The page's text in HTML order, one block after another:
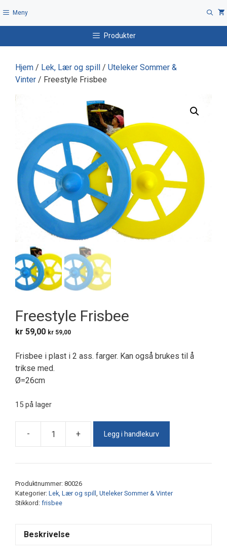
til
Meny
Produkter
Hjem / Lek, Lær og spill / Uteleker Sommer &
Vinter / Freestyle Frisbee
Freestyle Frisbee
kr 59,00 kr 59,00
Frisbee i plast i 2 ass. farger. Kan også brukes til å
trikse med.
Ø=26cm
15 på lager
-
Freestyle
antall
+ Legg i handlekurv
Produktnummer: 80026
Kategorier: Lek, Lær og spill , Uteleker Sommer & Vinter
Stikkord: frisbee
Beskrivelse